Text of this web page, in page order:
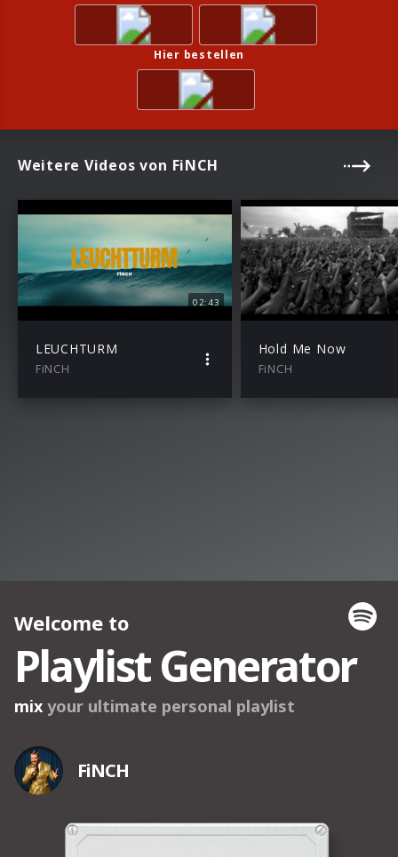
Hier bestellen
Weitere Videos von FiNCH
02:43
LEUCHTURM
FiNCH
Hold Me Now
FiNCH